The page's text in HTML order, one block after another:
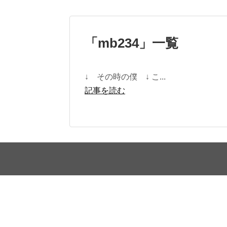
「 mb234」 一覧
↓ その時の僕 ↓ こ...
記事を読む